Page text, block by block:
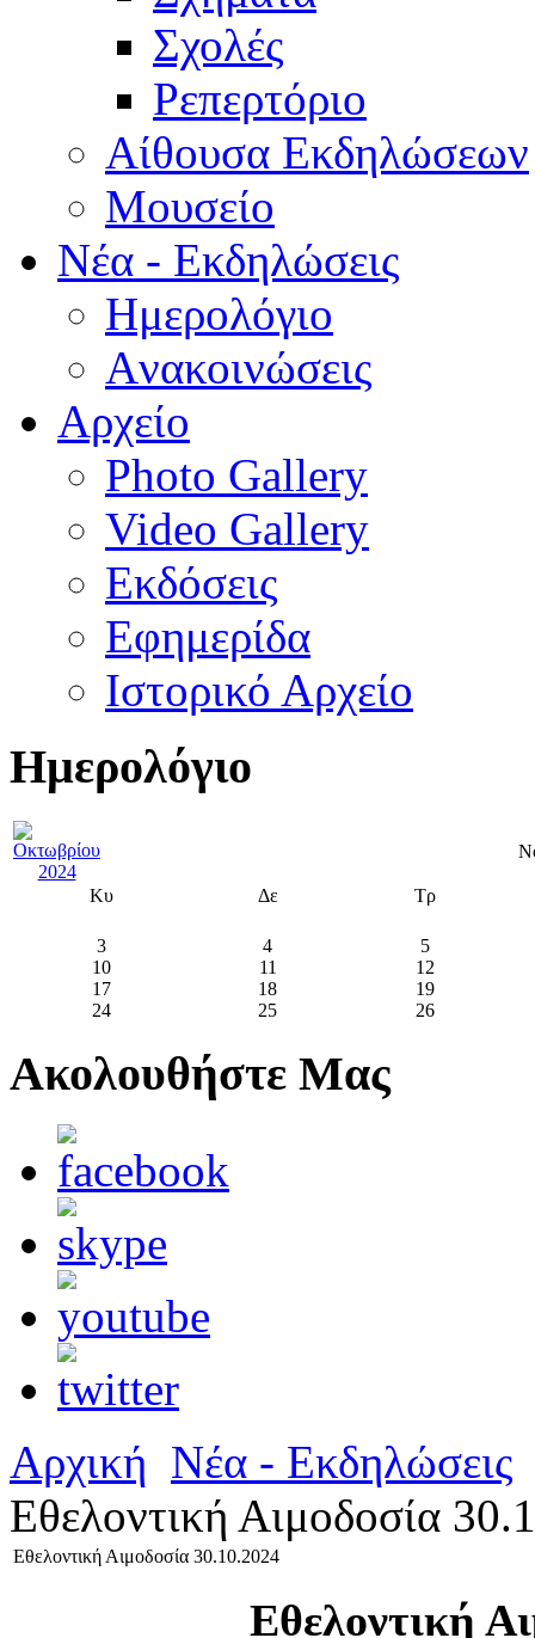
Σχολές
Ρεπερτόριο
Aίθουσα Εκδηλώσεων
Μουσείο
Νέα - Εκδηλώσεις
Ημερολόγιο
Aνακοινώσεις
Αρχείο
Photo Gallery
Video Gallery
Εκδόσεις
Εφημερίδα
Ιστορικό Αρχείο
Ημερολόγιο
Κυ Δε Τρ
3 4
5
10
11
12
17
18
19
24
25 26
Ακολουθήστε Μας
Αρχική Νέα - Εκδηλώσεις
Εθελοντική Αιμοδοσία
Εθελοντική Αιμοδοσία 30.10.2024
Εθελοντική